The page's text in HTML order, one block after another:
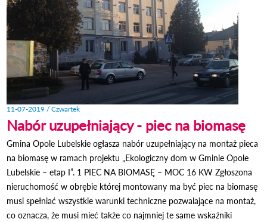
11-07-2019 / Czwartek
Nabór uzupełniający - piec na biomasę
Gmina Opole Lubelskie ogłasza nabór uzupełniający na montaż pieca
na biomasę w ramach projektu „Ekologiczny dom w Gminie Opole
Lubelskie – etap I”. 1 PIEC NA BIOMASĘ – MOC 16 KW Zgłoszona
nieruchomość w obrębie której montowany ma być piec na biomasę
musi spełniać wszystkie warunki techniczne pozwalające na montaż,
co oznacza, że musi mieć także co najmniej te same wskaźniki